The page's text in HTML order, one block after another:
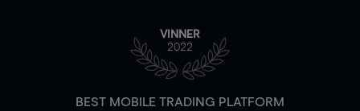
VINNER
2022
BEST MOBILE TRADING PLATFORM